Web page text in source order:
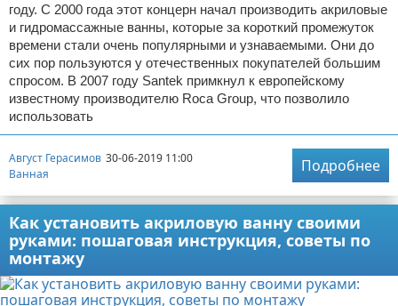
году. С 2000 года этот концерн начал производить акриловые
и гидромассажные ванны, которые за короткий промежуток
времени стали очень популярными и узнаваемыми. Они до
сих пор пользуются у отечественных покупателей большим
спросом. В 2007 году Santek примкнул к европейскому
известному производителю Roca Group, что позволило
использовать
Август Герасимов 30-06-2019 11:00
Ванная
Подробнее
Как установить акриловую ванну своими
руками: пошаговая инструкция, советы по
монтажу